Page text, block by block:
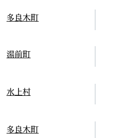
多良木町
湯前町
水上村
多良木町